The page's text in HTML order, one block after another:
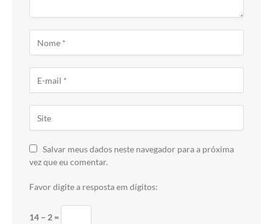
Salvar meus dados neste navegador para a próxima
vez que eu comentar.
Favor digite a resposta em dígitos:
14 − 2 =